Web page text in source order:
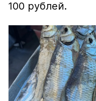
100 рублей.